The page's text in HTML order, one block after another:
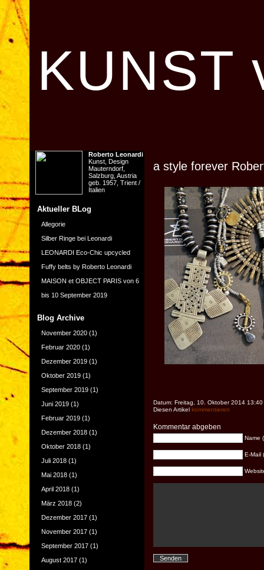
KUNST
a style forever
Datum: Freitag, 10. Oktober 2014 13:40
Diesen Artikel kommentieren
Kommentar abgeben
Name
E-Mail
Roberto Leonardi
Kunst, Design
Mauterndorf,
Salzburg, Austria
geb. 1957, Trient /
Italien
Aktueller BLog
Allegorie
Silber Ringe bei Leonardi
LEONARDI Eco-Chic upcycled
Fuffy belts by Roberto Leonardi
MAISON et OBJECT PARIS von 6
bis 10 September 2019
Blog Archive
November 2020 (1)
Februar 2020 (1)
Dezember 2019 (1)
Oktober 2019 (1)
September 2019 (1)
Juni 2019 (1)
Februar 2019 (1)
Dezember 2018 (1)
Oktober 2018 (1)
Juli 2018 (1)
Mai 2018 (1)
April 2018 (1)
März 2018 (2)
Dezember 2017 (1)
November 2017 (1)
September 2017 (1)
August 2017 (1)